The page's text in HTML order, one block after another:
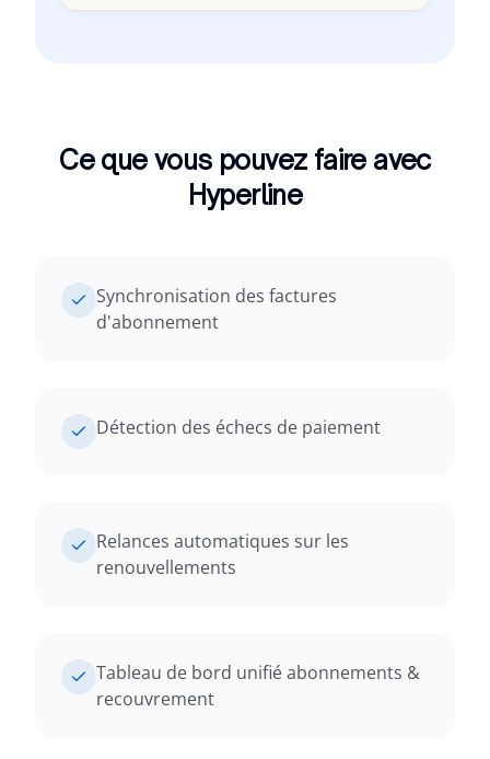
Ce que vous pouvez faire avec
Hyperline
Synchronisation des factures
d'abonnement
Détection des échecs de paiement
Relances automatiques sur les
renouvellements
Tableau de bord unifié abonnements &
recouvrement